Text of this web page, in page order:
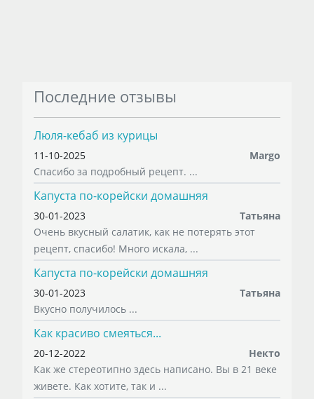
Последние отзывы
Люля-кебаб из курицы
11-10-2025
Margo
Спасибо за подробный рецепт. ...
Капуста по-корейски домашняя
30-01-2023
Татьяна
Очень вкусный салатик, как не потерять этот
рецепт, спасибо! Много искала, ...
Капуста по-корейски домашняя
30-01-2023
Татьяна
Вкусно получилось ...
Как красиво смеяться...
20-12-2022
Некто
Как же стереотипно здесь написано. Вы в 21 веке
живете. Как хотите, так и ...